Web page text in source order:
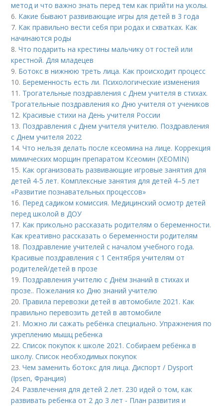
метод и что важно знать перед тем как прийти на уколы.
6. Какие бывают развивающие игры для детей в 3 года
7. Как правильно вести себя при родах и схватках. Как
начинаются роды
8.Что подарить на крестины мальчику от гостей или
крестной. Для младецев
9. Ботокс в нижнюю треть лица. Как происходит процесс
10. Беременность есть ли. Психологические изменения
11. Трогательные поздравления с Днем учителя в стихах.
Трогательные поздравления ко Дню учителя от учеников
12. Красивые стихи на День учителя России
13. Поздравления с Днем учителя учителю. Поздравления
с Днем учителя 2022
14.Что нельзя делать после ксеомина на лице. Коррекция
мимических морщин препаратом Ксеомин (XEOMIN)
15. Как организовать развивающие игровые занятия для
детей 4-5 лет. Комплексные занятия для детей 4–5 лет
«Развитие познавательных процессов»
16. Перед садиком комиссия. Медицинский осмотр детей
перед школой в ДОУ
17. Как прикольно рассказать родителям о беременности.
Как креативно рассказать о беременности родителям
18. Поздравление учителей с началом учебного года.
Красивые поздравления с 1 Сентября учителям от
родителей/детей в прозе
19. Поздравления учителю с Днём знаний в стихах и
прозе.. Пожелания ко Дню знаний учителю
20. Правила перевозки детей в автомобиле 2021. Как
правильно перевозить детей в автомобиле
21. Можно ли сажать ребёнка специально. Упражнения по
укреплению мышц ребенка
22.Список покупок к школе 2021. Собираем ребёнка в
школу. Список необходимых покупок
23.Чем заменить ботокс для лица. Диспорт / Dysport
(Ipsen, Франция)
24. Развлечения для детей 2 лет. 230 идей о том, как
развивать ребенка от 2 до 3 лет - План развития и